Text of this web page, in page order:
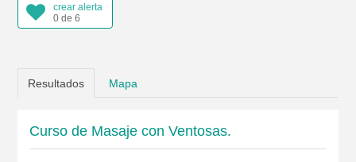
crear alerta
0 de 6
Resultados Mapa
Curso de Masaje con Ventosas.